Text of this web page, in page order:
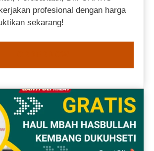
profesional dengan harga
sekarang!